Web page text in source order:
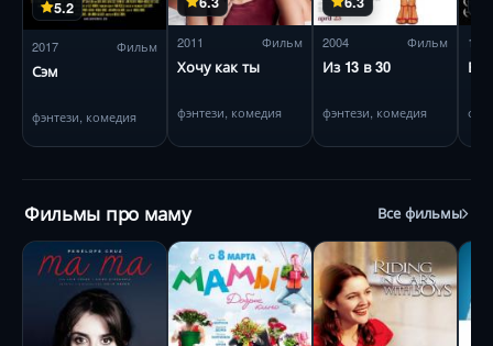
5.2
2017 Фильм
Сэм
фэнтези, комедия
2011 Фильм
Хочу как ты
фэнтези, комедия
2004 Фильм
Из 13 в 30
фэнтези, комедия
1984
Фильмы про маму Все фильмы